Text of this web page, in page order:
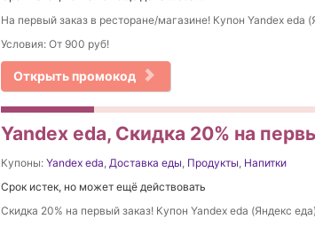
На первый заказ в ресторане/магазине! Купон Yandex eda
Условия: От 900 руб!
Открыть промокод
Yandex eda, Скидка 20% на
Купоны: Yandex eda, Доставка еды, Продукты, Напитки
Срок истек, но может ещё действовать
Скидка 20% на первый заказ! Купон Yandex eda (Яндекс